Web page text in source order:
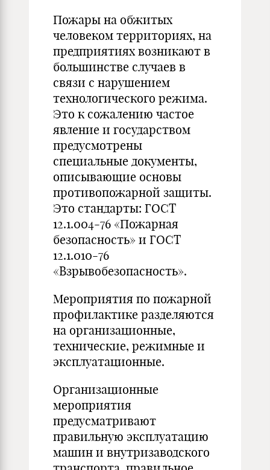
Пожары на обжитых
человеком территориях, на
предприятиях возникают в
большинстве случаев в
связи с нарушением
технологического режима.
Это к сожалению частое
явление и государством
предусмотрены
специальные документы,
описывающие основы
противопожарной защиты.
Это стандарты: ГОСТ
12.1.004-76 «Пожарная
безопасность» и ГОСТ
12.1.010-76
«Взрывобезопасность».
Мероприятия по пожарной
профилактике разделяются
на организационные,
технические, режимные и
эксплуатационные.
Организационные
мероприятия
предусматривают
правильную эксплуатацию
машин и внутризаводского